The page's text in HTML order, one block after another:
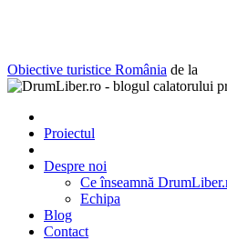
Obiective turistice România de la
Proiectul
Despre noi
Ce înseamnă
Echipa
Blog
Contact